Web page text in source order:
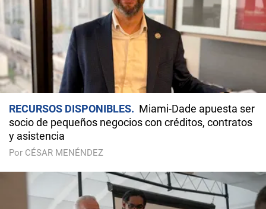
RECURSOS DISPONIBLES
Miami-Dade apuesta ser
socio de pequeños negocios con créditos, contratos
y asistencia
Por CÉSAR MENÉNDEZ